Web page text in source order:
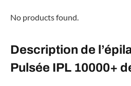
No products found.
Description de
Pulsée IPL 10000+